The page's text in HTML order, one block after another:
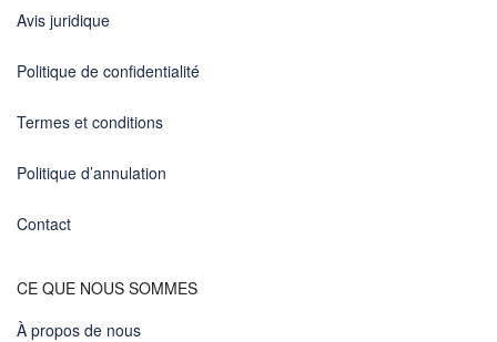
Avis juridique
Politique de confidentialité
Termes et conditions
Politique d’annulation
Contact
CE QUE NOUS SOMMES
À propos de nous